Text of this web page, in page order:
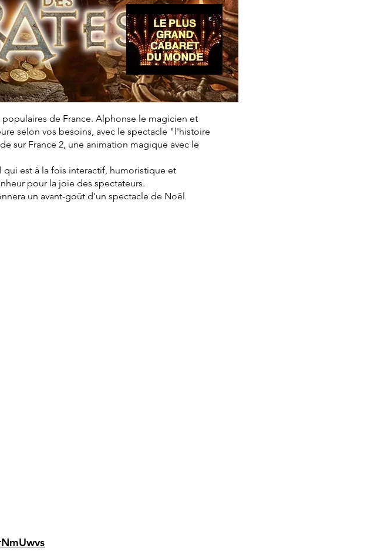
de France. Alphonse le magicien et
selon vos besoins, avec le spectacle "l'histoire
sur France 2, une animation magique avec le
est à la fois interactif, humoristique et
pour la joie des spectateurs.
un avant-goût d’un spectacle de Noël